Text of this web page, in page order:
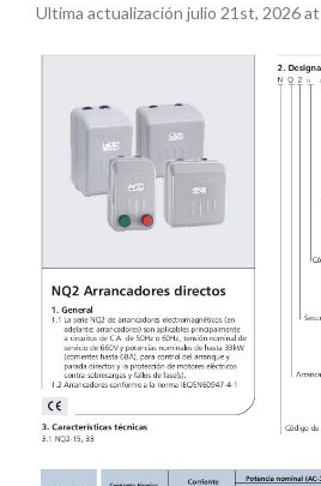
Ultima actualización julio 21st, 2026